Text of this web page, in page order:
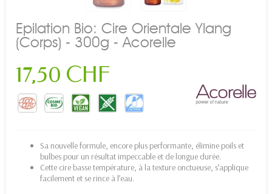
Epilation Bio: Cire Orientale Ylang
(Corps) - 300g - Acorelle
17,50 CHF
Sa nouvelle formule, encore plus performante, élimine poils et
bulbes pour un résultat impeccable et de longue durée.
Cette cire basse température, à la texture onctueuse, s’applique
facilement et se rince à l’eau.